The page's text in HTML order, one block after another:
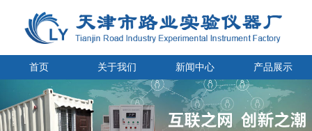
首页 关于我们 新闻中心 产品展示